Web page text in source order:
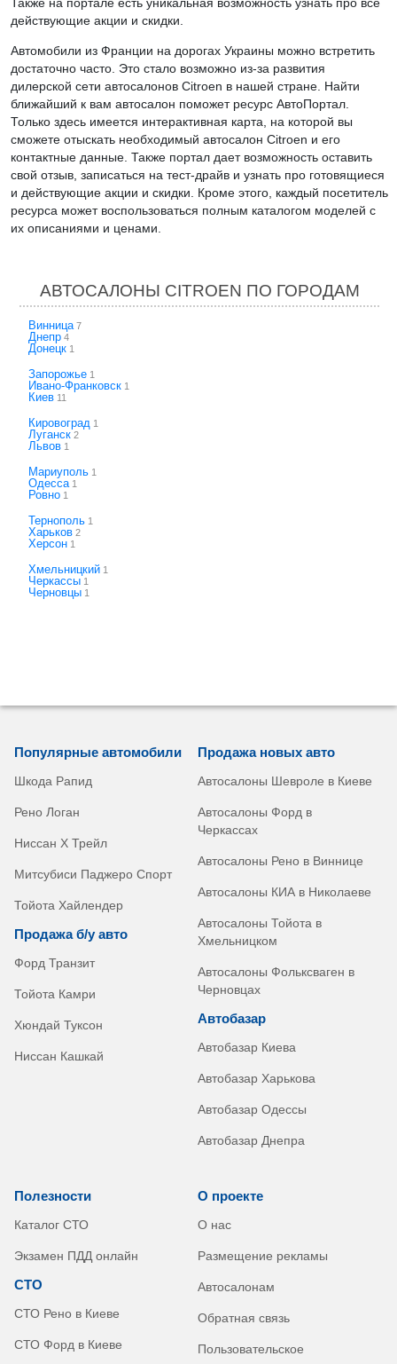
действующие акции и скидки.
Автомобили из Франции на дорогах Украины можно встретить
достаточно часто. Это стало возможно из-за развития
дилерской сети автосалонов Citroen в нашей стране. Найти
ближайший к вам автосалон поможет ресурс АвтоПортал.
Только здесь имеется интерактивная карта, на которой вы
сможете отыскать необходимый автосалон Citroen и его
контактные данные. Также портал дает возможность оставить
свой отзыв, записаться на тест-драйв и узнать про готовящиеся
и действующие акции и скидки. Кроме этого, каждый посетитель
ресурса может воспользоваться полным каталогом моделей с
их описаниями и ценами.
АВТОСАЛОНЫ CITROEN ПО ГОРОДАМ
Винница 7
Днепр 4
Донецк 1
Запорожье 1
Ивано-Франковск 1
Киев 11
Кировоград 1
Луганск 2
Львов 1
Мариуполь 1
Одесса 1
Ровно 1
Тернополь 1
Харьков 2
Херсон 1
Хмельницкий 1
Черкассы 1
Черновцы 1
Популярные автомобили
Шкода Рапид
Рено Логан
Ниссан Х Трейл
Митсубиси Паджеро Спорт
Тойота Хайлендер
Продажа б/у авто
Форд Транзит
Тойота Камри
Хюндай Туксон
Ниссан Кашкай
Продажа новых авто
Автосалоны Шевроле в Киеве
Автосалоны Форд в
Черкассах
Автосалоны Рено в Виннице
Автосалоны КИА в Николаеве
Автосалоны Тойота в
Хмельницком
Автосалоны Фольксваген в
Черновцах
Автобазар
Автобазар Киева
Автобазар Харькова
Автобазар Одессы
Автобазар Днепра
Полезности
Каталог СТО
Экзамен ПДД онлайн
СТО
СТО Рено в Киеве
СТО Форд в Киеве
О проекте
О нас
Размещение рекламы
Автосалонам
Обратная связь
Пользовательское